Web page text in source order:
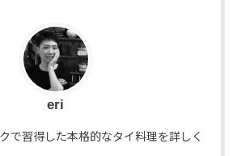
eri
で習得した本格的なタイ料理を詳しく